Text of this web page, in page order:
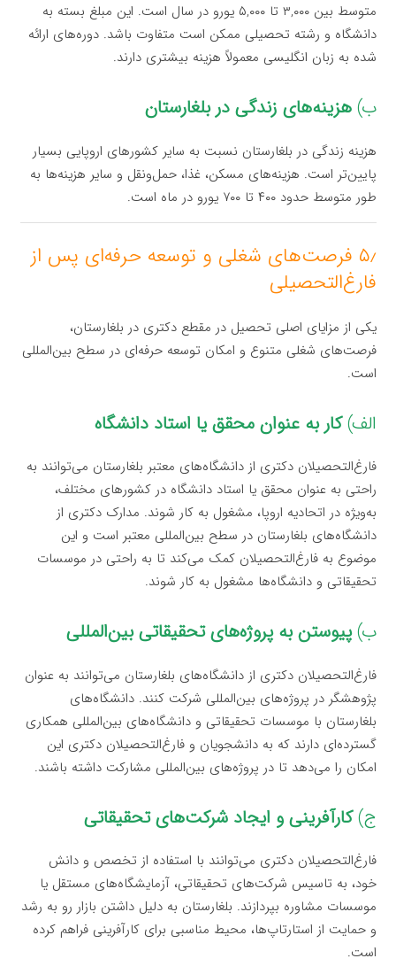
متوسط بین ۳,۰۰۰ تا ۵,۰۰۰ یورو در سال است. این مبلغ بسته به
دانشگاه و رشته تحصیلی ممکن است متفاوت باشد. دوره‌های ارائه
شده به زبان انگلیسی معمولاً هزینه بیشتری دارند.
ب)هزینه‌های زندگی در بلغارستان
هزینه زندگی در بلغارستان نسبت به سایر کشورهای اروپایی بسیار
پایین‌تر است. هزینه‌های مسکن، غذا، حمل‌ونقل و سایر هزینه‌ها به
طور متوسط حدود ۴۰۰ تا ۷۰۰ یورو در ماه است.
۵٫ فرصت‌های شغلی و توسعه حرفه‌ای پس از
فارغ‌التحصیلی
یکی از مزایای اصلی تحصیل در مقطع دکتری در بلغارستان،
فرصت‌های شغلی متنوع و امکان توسعه حرفه‌ای در سطح بین‌المللی
است.
الف)کار به عنوان محقق یا استاد دانشگاه
فارغ‌التحصیلان دکتری از دانشگاه‌های معتبر بلغارستان می‌توانند به
راحتی به عنوان محقق یا استاد دانشگاه در کشورهای مختلف،
به‌ویژه در اتحادیه اروپا، مشغول به کار شوند. مدارک دکتری از
دانشگاه‌های بلغارستان در سطح بین‌المللی معتبر است و این
موضوع به فارغ‌التحصیلان کمک می‌کند تا به راحتی در موسسات
تحقیقاتی و دانشگاه‌ها مشغول به کار شوند.
ب)پیوستن به پروژه‌های تحقیقاتی بین‌المللی
فارغ‌التحصیلان دکتری از دانشگاه‌های بلغارستان می‌توانند به عنوان
پژوهشگر در پروژه‌های بین‌المللی شرکت کنند. دانشگاه‌های
بلغارستان با موسسات تحقیقاتی و دانشگاه‌های بین‌المللی همکاری
گسترده‌ای دارند که به دانشجویان و فارغ‌التحصیلان دکتری این
امکان را می‌دهد تا در پروژه‌های بین‌المللی مشارکت داشته باشند.
ج)کارآفرینی و ایجاد شرکت‌های تحقیقاتی
فارغ‌التحصیلان دکتری می‌توانند با استفاده از تخصص و دانش
خود، به تاسیس شرکت‌های تحقیقاتی، آزمایشگاه‌های مستقل یا
موسسات مشاوره بپردازند. بلغارستان به دلیل داشتن بازار رو به رشد
و حمایت از استارتاپ‌ها، محیط مناسبی برای کارآفرینی فراهم کرده
است.